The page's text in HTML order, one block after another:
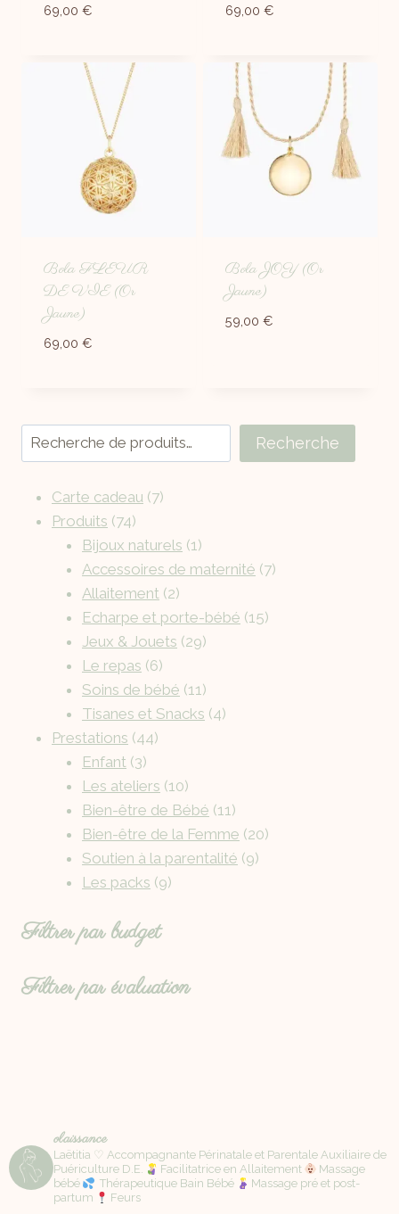
69,00 € 69,00 €
Bola FLEUR
DE VIE (Or
Jaune)
69,00 €
Bola JOY (Or
Jaune)
59,00 €
Recherche
Carte cadeau 7
Produits 74
Bijoux naturels 1
Accessoires de maternité 7
Allaitement 2
Echarpe et porte-bébé 15
Jeux & Jouets 29
Le repas 6
Soins de bébé 11
Tisanes et Snacks 4
Prestations 44
Enfant 3
Les ateliers 10
Bien-être de Bébé 11
Bien-être de la Femme 20
Soutien à la parentalité 9
Les packs 9
Filtrer par budget
Filtrer par évaluation
olaissance
Laëtitia ♡ Accompagnante Périnatale et Parentale Auxiliaire de
Puériculture D.E.
Facilitatrice en Allaitement
Massage
bébé
Thérapeutique Bain Bébé
Massage pré et post-
partum
Feurs